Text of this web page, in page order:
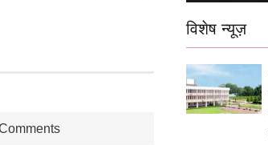
विशेष न्यूज़